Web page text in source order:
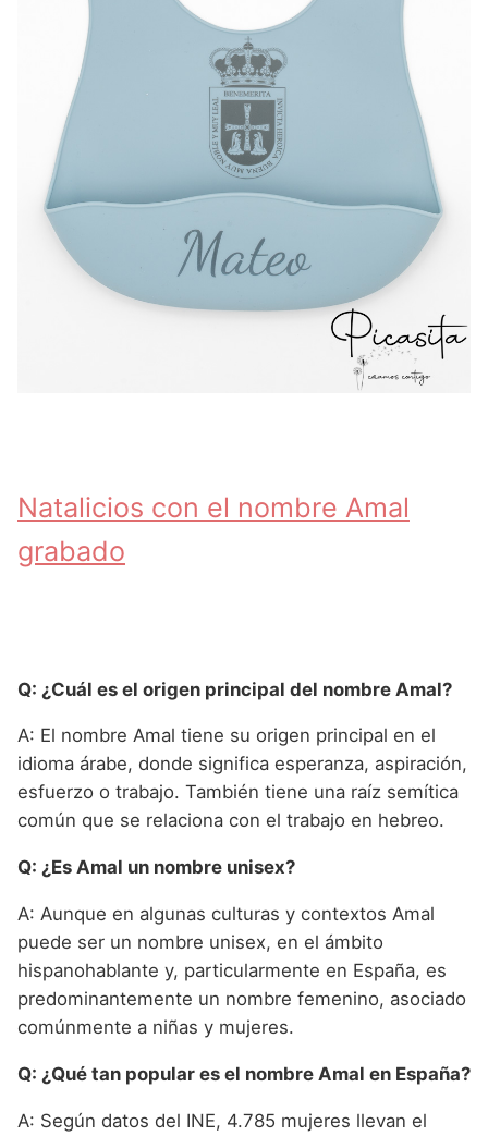
Natalicios con el nombre Amal
grabado
Q: ¿Cuál es el origen principal del nombre Amal?
A: El nombre Amal tiene su origen principal en el
idioma árabe, donde significa esperanza, aspiración,
esfuerzo o trabajo. También tiene una raíz semítica
común que se relaciona con el trabajo en hebreo.
Q: ¿Es Amal un nombre unisex?
A: Aunque en algunas culturas y contextos Amal
puede ser un nombre unisex, en el ámbito
hispanohablante y, particularmente en España, es
predominantemente un nombre femenino, asociado
comúnmente a niñas y mujeres.
Q: ¿Qué tan popular es el nombre Amal en España?
A: Según datos del INE, 4.785 mujeres llevan el